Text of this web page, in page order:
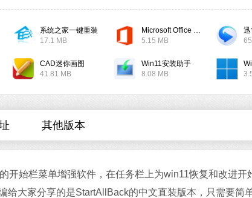
系统之家一键重装
17.1 MB
5.15 MB
CAD迷你画图
41.81 MB
Win11安装助手
8.08 MB
其他版本
始栏菜单增强软件，在任务栏上为win11恢复和改进开
给大家分享的是StartAllBack的中文直装版本，只需要简
软
软
软